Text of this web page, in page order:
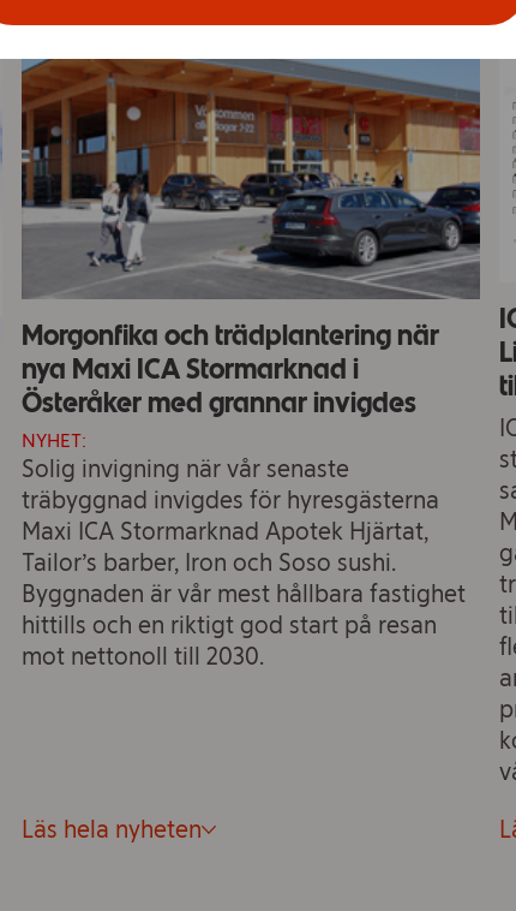
Morgonfika och trädplantering när
nya Maxi ICA Stormarknad i
Österåker med grannar invigdes
NYHET:
Solig invigning när vår senaste
träbyggnad invigdes för hyresgästerna
Maxi ICA Stormarknad Apotek Hjärtat,
Tailor’s barber, Iron och Soso sushi.
Byggnaden är vår mest hållbara fastighet
hittills och en riktigt god start på resan
mot nettonoll till 2030.
Läs hela nyheten